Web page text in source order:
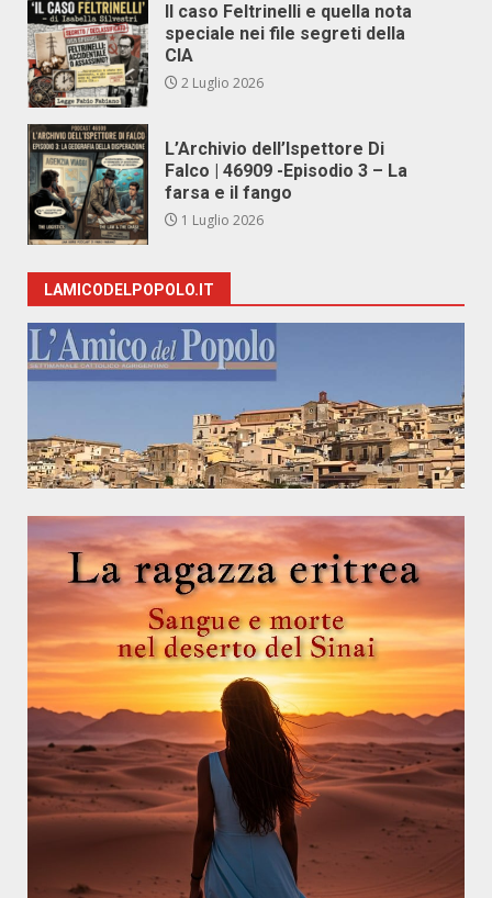
Il caso Feltrinelli e quella nota
speciale nei file segreti della
CIA
2 Luglio 2026
L’Archivio dell’Ispettore Di
Falco | 46909 -Episodio 3 – La
farsa e il fango
1 Luglio 2026
LAMICODELPOPOLO.IT